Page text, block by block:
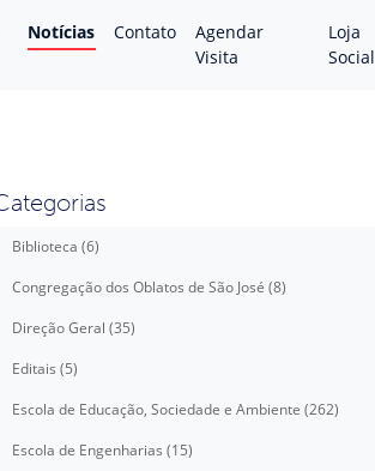
Notícias Contato
Agendar
Visita
Loja
Social
Biblioteca (6)
Congregação dos Oblatos de São José (8)
Direção Geral (35)
Editais (5)
Escola de Educação, Sociedade e Ambiente (262)
Escola de Engenharias (15)